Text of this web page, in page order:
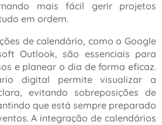
mais fácil gerir projetos
em ordem.
de calendário, como o Google
Outlook, são essenciais para
e planear o dia de forma eficaz.
digital permite visualizar a
evitando sobreposições de
que está sempre preparado
A integração de calendários